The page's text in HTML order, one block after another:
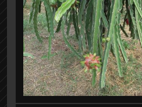
to
Cart